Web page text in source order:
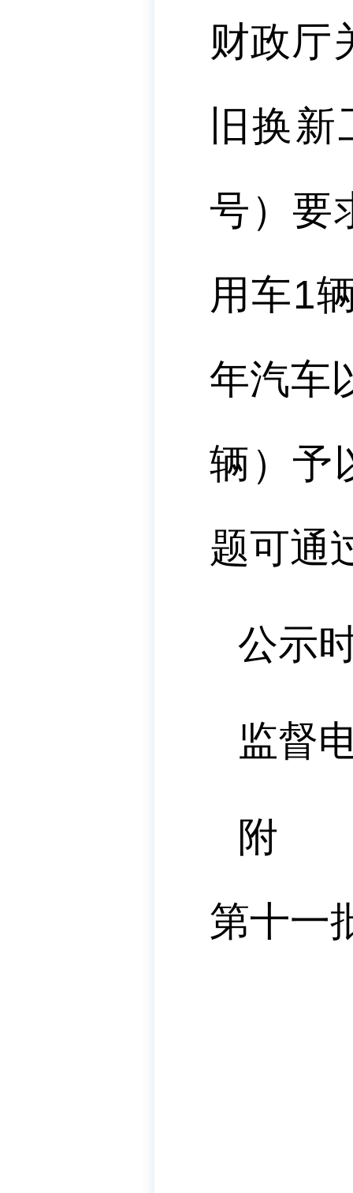
财政厅
旧换
号）要
用车1
年汽车
辆） 予
题可通
公示
监督
附
第十一